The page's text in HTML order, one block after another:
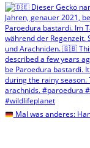
Mal was anderes: